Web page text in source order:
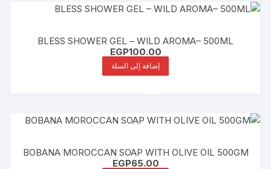
BLESS SHOWER GEL – WILD AROMA– 500ML
EGP100.00
إضافة إلى السلة
BOBANA MOROCCAN SOAP WITH OLIVE OIL 500GM
EGP65.00